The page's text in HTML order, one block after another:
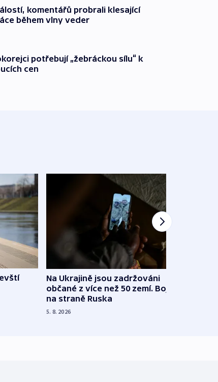
komentářů probrali klesající
během vlny veder
potřebují „žebráckou sílu“ k
cen
Na Ukrajině jsou zadržováni
občané z více než 50 zemí. Bojovali
na straně Ruska
5. 8. 2026